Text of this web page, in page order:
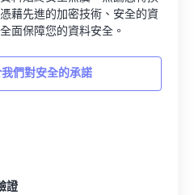
藉先進的加密技術、安全的資
面保障您的資料安全。
們對安全的承諾
證